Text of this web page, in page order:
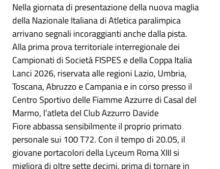
Nella giornata di presentazione della nuova maglia
della Nazionale Italiana di Atletica paralimpica
arrivano segnali incoraggianti anche dalla pista.
Alla prima prova territoriale interregionale dei
Campionati di Società FISPES e della Coppa Italia
Lanci 2026, riservata alle regioni Lazio, Umbria,
Toscana, Abruzzo e Campania e in corso presso il
Centro Sportivo delle Fiamme Azzurre di Casal del
Marmo, l’atleta del Club Azzurro Davide
Fiore abbassa sensibilmente il proprio primato
personale sui 100 T72. Con il tempo di 20.05, il
giovane portacolori della Lyceum Roma XIII si
migliora di oltre sette decimi, prima di tornare in